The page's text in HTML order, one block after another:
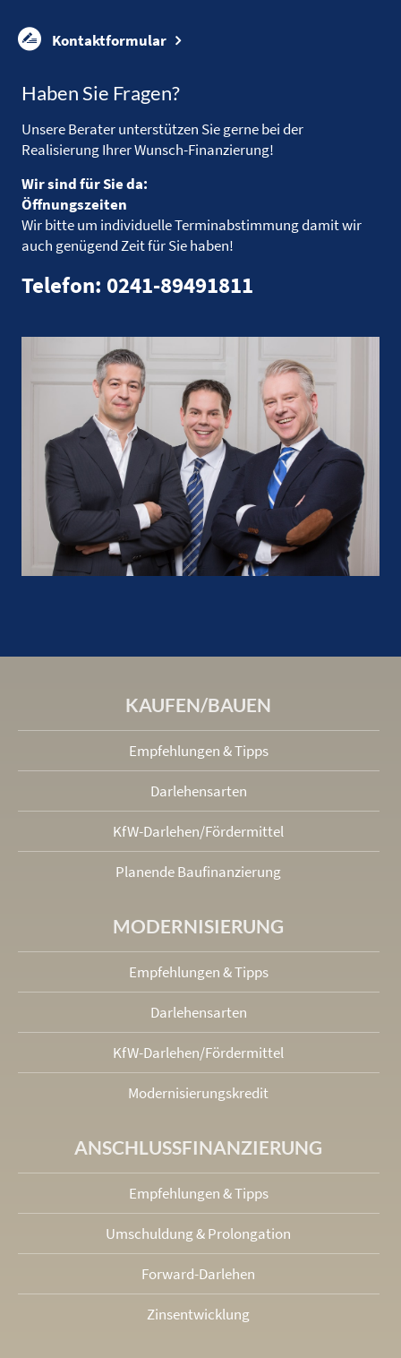
Kontaktformular
Haben Sie Fragen?
Unsere Berater unterstützen Sie gerne bei der
Realisierung Ihrer Wunsch-Finanzierung!
Wir sind für Sie da:
Öffnungszeiten
Wir bitte um individuelle Terminabstimmung damit wir
auch genügend Zeit für Sie haben!
Telefon: 0241-89491811
KAUFEN/BAUEN
Empfehlungen & Tipps
Darlehensarten
KfW-Darlehen/Fördermittel
Planende Baufinanzierung
MODERNISIERUNG
Empfehlungen & Tipps
Darlehensarten
KfW-Darlehen/Fördermittel
Modernisierungskredit
ANSCHLUSS­FINANZIERUNG
Empfehlungen & Tipps
Umschuldung & Prolongation
Forward-Darlehen
Zinsentwicklung